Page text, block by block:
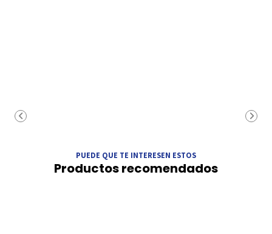
PUEDE QUE TE INTERESEN ESTOS
Productos recomendados